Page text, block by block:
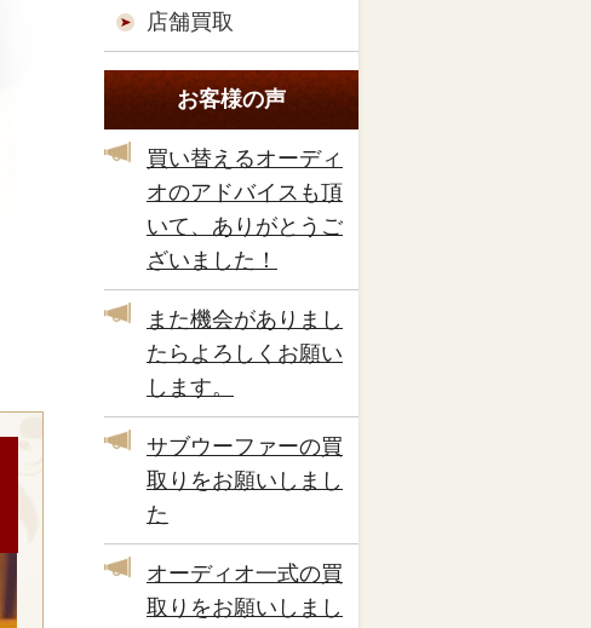
店舗買取
お客様の声
買い替えるオーディ
オのアドバイスも頂
いて、ありがとうご
ざいました！
また機会がありまし
たらよろしくお願い
します。
サブウーファーの買
取りをお願いしまし
た
オーディオ一式の買
取りをお願いしまし